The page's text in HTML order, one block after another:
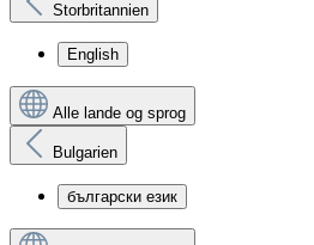
Storbritannien
English
Alle lande og sprog
Bulgarien
български език